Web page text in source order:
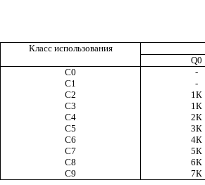
Класс использования
Q0
С0
-
С1
-
С2
1К
С3
1К
С4
2К
С5
3К
С6
4К
С7
5К
С8
6К
С9
7К